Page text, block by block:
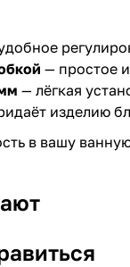
— простое
— лёгкая
изделию
в вашу